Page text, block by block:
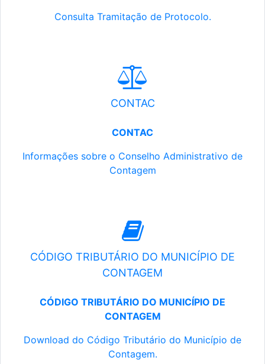
Consulta Tramitação de Protocolo.
CONTAC
CONTAC
Informações sobre o Conselho Administrativo de
Contagem
CÓDIGO TRIBUTÁRIO DO MUNICÍPIO DE
CONTAGEM
CÓDIGO TRIBUTÁRIO DO MUNICÍPIO DE
CONTAGEM
Download do Código Tributário do Município de
Contagem.